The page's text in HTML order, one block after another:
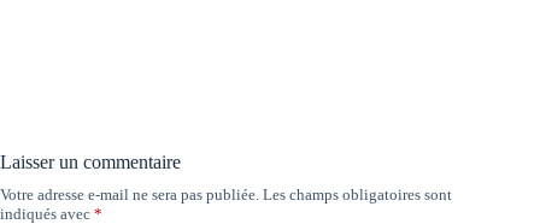
Laisser un commentaire
Votre adresse e-mail ne sera pas publiée. Les champs obligatoires sont
indiqués avec *